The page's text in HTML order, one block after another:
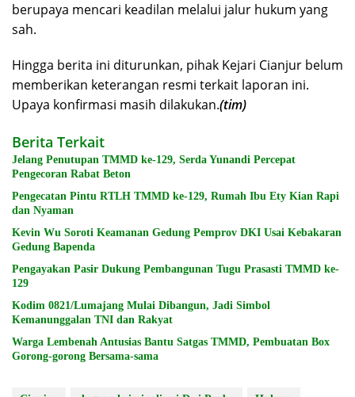
berupaya mencari keadilan melalui jalur hukum yang
sah.
Hingga berita ini diturunkan, pihak Kejari Cianjur belum
memberikan keterangan resmi terkait laporan ini.
Upaya konfirmasi masih dilakukan.(tim)
Berita Terkait
Jelang Penutupan TMMD ke-129, Serda Yunandi Percepat
Pengecoran Rabat Beton
Pengecatan Pintu RTLH TMMD ke-129, Rumah Ibu Ety Kian Rapi
dan Nyaman
Kevin Wu Soroti Keamanan Gedung Pemprov DKI Usai Kebakaran
Gedung Bapenda
Pengayakan Pasir Dukung Pembangunan Tugu Prasasti TMMD ke-
129
Kodim 0821/Lumajang Mulai Dibangun, Jadi Simbol
Kemanunggalan TNI dan Rakyat
Warga Lembenah Antusias Bantu Satgas TMMD, Pembuatan Box
Gorong-gorong Bersama-sama